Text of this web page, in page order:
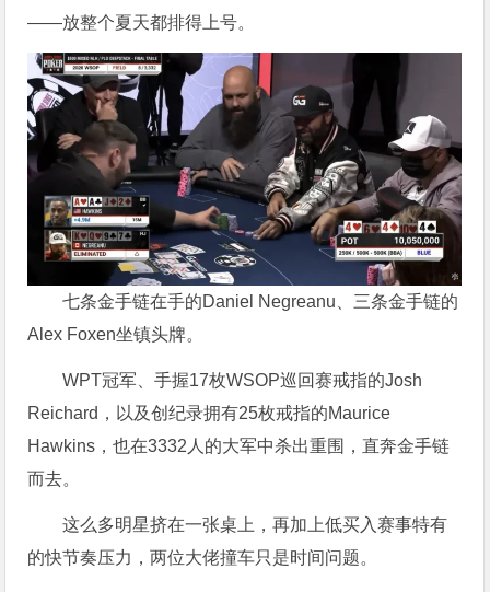
——放整个夏天都排得上号。
七条金手链在手的Daniel Negreanu、三条金手链的
Alex Foxen坐镇头牌。
WPT冠军、手握17枚WSOP巡回赛戒指的Josh
Reichard，以及创纪录拥有25枚戒指的Maurice
Hawkins，也在3332人的大军中杀出重围，直奔金手链
而去。
这么多明星挤在一张桌上，再加上低买入赛事特有
的快节奏压力，两位大佬撞车只是时间问题。